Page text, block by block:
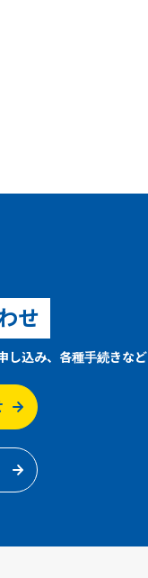
せ
し込み、各種手続きなど